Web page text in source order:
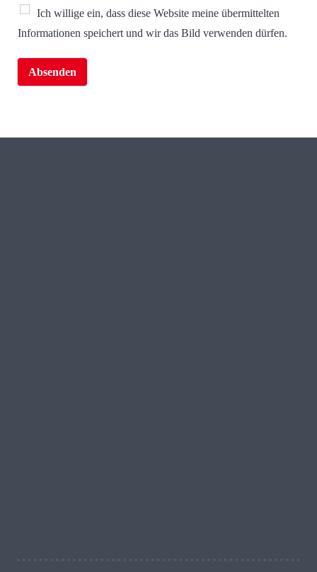
Ich willige ein, dass diese Website meine übermittelten
Informationen speichert und wir das Bild verwenden dürfen.
Absenden